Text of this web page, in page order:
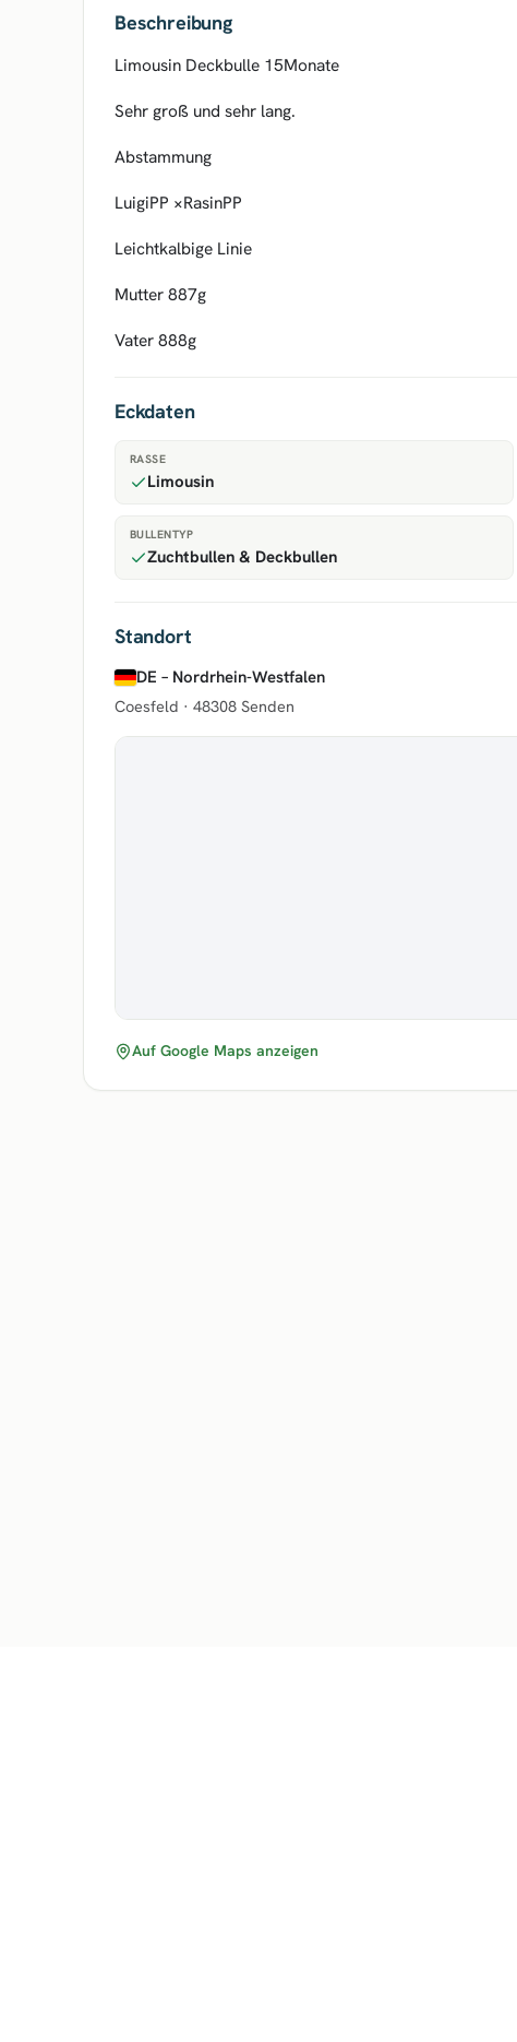
Beschreibung
Limousin Deckbulle 15Monate
Sehr groß und sehr lang.
Abstammung
LuigiPP ×RasinPP
Leichtkalbige Linie
Mutter 887g
Vater 888g
Eckdaten
RASSE
Limousin
BULLENTYP
Zuchtbullen & Deckbullen
Standort
DE – Nordrhein-Westfalen
Coesfeld · 48308 Senden
Auf Google Maps anzeigen